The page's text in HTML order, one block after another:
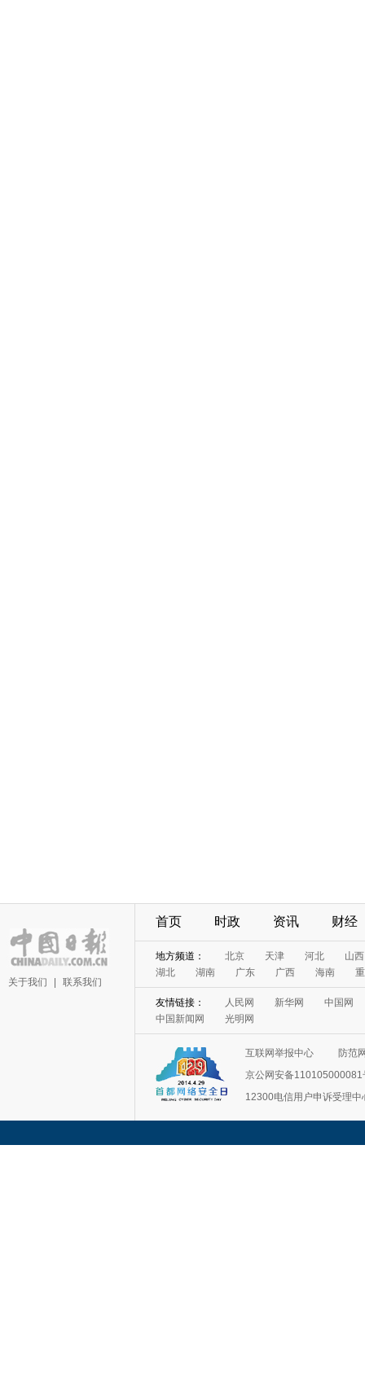
关于我们 联系我们
首页 时政 资讯 财经
地方频道： 北京 天津 河北
山西
湖北
湖南 广东 广西 海南
友情链接： 人民网 新华网
中国网
中国新闻网
光明网
互联网举报中心
防范
京公网安备110105000081
12300电信用户申诉受理中